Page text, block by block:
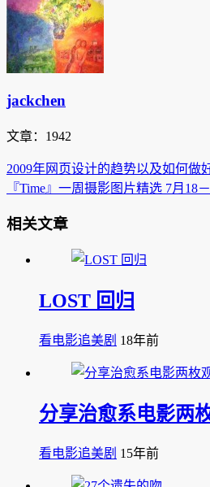
jackchen
文章：1942
2009年网页设计的趋势以及如何做
『Time』一周摄影图片精选 7月18
相关文章
LOST 回归
看电影追美剧 18年前
分享治愈系电影两
看电影追美剧 15年前